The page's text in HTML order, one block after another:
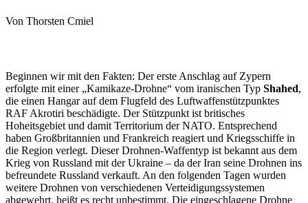
Von Thorsten Cmiel
Beginnen wir mit den Fakten: Der erste Anschlag auf Zypern
erfolgte mit einer „Kamikaze-Drohne“ vom iranischen Typ Shahed,
die einen Hangar auf dem Flugfeld des Luftwaffenstützpunktes
RAF Akrotiri beschädigte. Der Stützpunkt ist britisches
Hoheitsgebiet und damit Territorium der NATO. Entsprechend
haben Großbritannien und Frankreich reagiert und Kriegsschiffe in
die Region verlegt. Dieser Drohnen-Waffentyp ist bekannt aus dem
Krieg von Russland mit der Ukraine – da der Iran seine Drohnen ins
befreundete Russland verkauft. An den folgenden Tagen wurden
weitere Drohnen von verschiedenen Verteidigungssystemen
abgewehrt, heißt es recht unbestimmt. Die eingeschlagene Drohne